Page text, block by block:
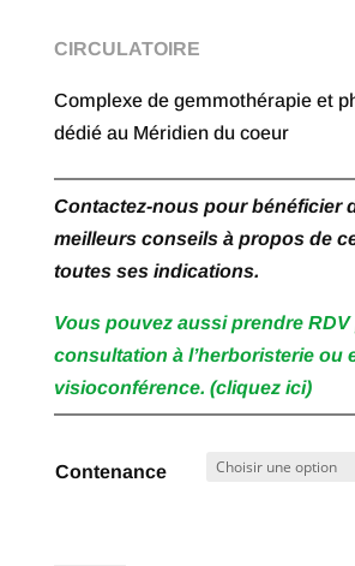
CIRCULATOIRE
Complexe de gemmothérapie et
dédié au Méridien du coeur
Contactez-nous pour bénéficier
meilleurs conseils à propos de
toutes ses indications.
Vous pouvez aussi prendre
consultation à l’herboristerie ou
visioconférence. (cliquez ici)
Contenance